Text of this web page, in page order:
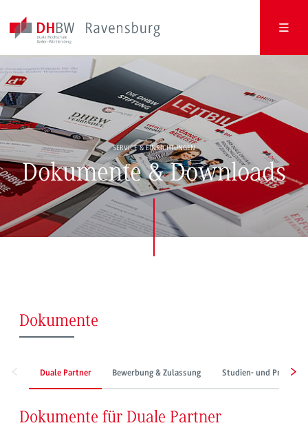
SERVICE & EINRICHTUNGEN
Dokumente & Downloads
Dokumente
Duale Partner Bewerbung & Zulassung Studien- und
Dokumente für Duale Partner